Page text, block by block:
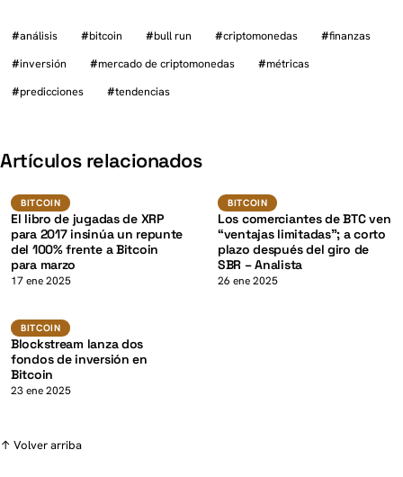
#análisis #bitcoin #bull run #criptomonedas #finanzas
#inversión #mercado de criptomonedas #métricas
#predicciones #tendencias
Artículos relacionados
BITCOIN K
BITCOIN
El libro de jugadas de XRP
para 2017 insinúa un repunte
del 100% frente a Bitcoin
para marzo
17 ene 2025
BITCOIN BTC
BITCOIN
Los comerciantes de BTC ven
“ventajas limitadas”; a corto
plazo después del giro de
SBR – Analista
26 ene 2025
BITCOIN BTC K
BITCOIN
Blockstream lanza dos
fondos de inversión en
Bitcoin
23 ene 2025
↑ Volver arriba